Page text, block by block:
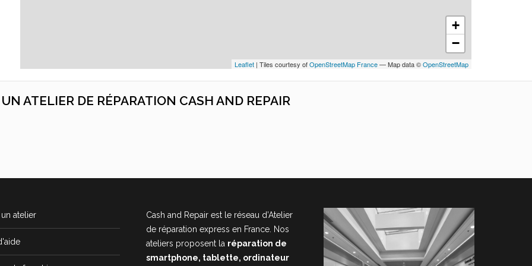
+
−
Leaflet | Tiles courtesy ofOpenStreetMap France— Map data ©OpenStreetMap
ATELIER DE RÉPARATION CASH AND REPAIR
atelier
Cash and Repair est le réseau d’Atelier
de réparation express en France. Nos
ateliers proposent la réparation de
smartphone, tablette, ordinateur